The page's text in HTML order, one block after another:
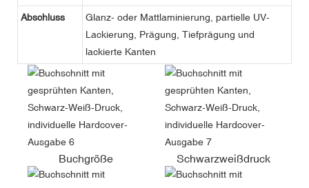
Abschluss
Glanz- oder Mattlaminierung, partielle UV-
Lackierung, Prägung, Tiefprägung und
lackierte Kanten
Buchgröße Schwarzweißdruck